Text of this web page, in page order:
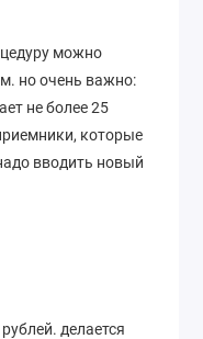
можно
но очень важно:
не более 25
которые
вводить новый
делается